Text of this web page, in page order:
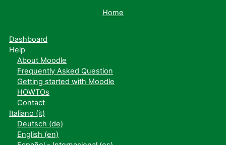
Home
Dashboard
Help
About Moodle
Frequently Asked Question
Getting started with Moodle
HOWTOs
Contact
Italiano ‎(it)‎
Deutsch ‎(de)‎
English ‎(en)‎